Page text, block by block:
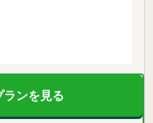
ランを見る